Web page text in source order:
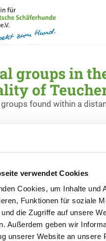
verwendet Cookies
Cookies, um Inhalte und
Funktionen für soziale
die Zugriffe auf unsere
Außerdem geben wir
unserer Website an unsere
groups in
of
found within a
Eulau
Groitzsch